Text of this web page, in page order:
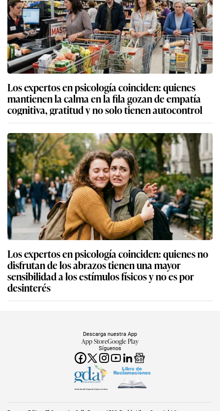
Los expertos en psicología coinciden: quienes
mantienen la calma en la fila gozan de empatía
cognitiva, gratitud y no solo tienen autocontrol
Los expertos en psicología coinciden: quienes no
disfrutan de los abrazos tienen una mayor
sensibilidad a los estímulos físicos y no es por
desinterés
Síguenos
Descarga nuestra App
App StoreGoogle Play
Miembro del Grupo de Diarios América